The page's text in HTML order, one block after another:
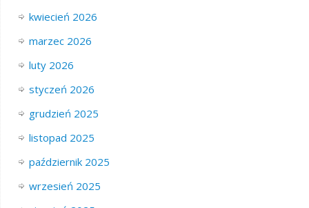
kwiecień 2026
marzec 2026
luty 2026
styczeń 2026
grudzień 2025
listopad 2025
październik 2025
wrzesień 2025